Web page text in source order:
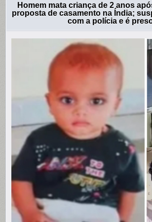
Homem mata criança de 2 anos
proposta de casamento na Índia;
com a polícia e é